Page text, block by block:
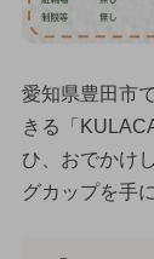
愛知県豊田市
きる「
ひ、おでかけ
グカップを手